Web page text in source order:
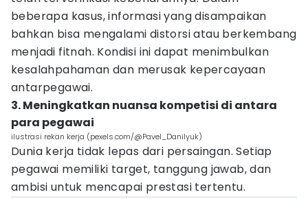
beberapa kasus, informasi yang disampaikan
bahkan bisa mengalami distorsi atau berkembang
menjadi fitnah. Kondisi ini dapat menimbulkan
kesalahpahaman dan merusak kepercayaan
antarpegawai.
3. Meningkatkan nuansa kompetisi di antara
para pegawai
ilustrasi rekan kerja (pexels.com/@Pavel_Danilyuk)
Dunia kerja tidak lepas dari persaingan. Setiap
pegawai memiliki target, tanggung jawab, dan
ambisi untuk mencapai prestasi tertentu.